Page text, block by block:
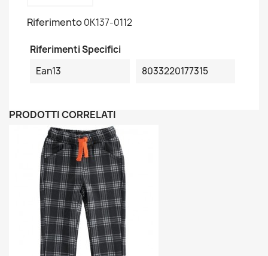
Riferimento0K137-0112
Riferimenti Specifici
Ean13
8033220177315
PRODOTTI CORRELATI